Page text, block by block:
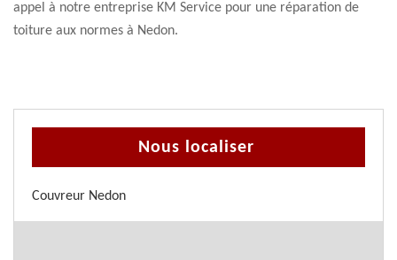
appel à notre entreprise KM Service pour une réparation de
toiture aux normes à Nedon.
Nous localiser
Couvreur Nedon